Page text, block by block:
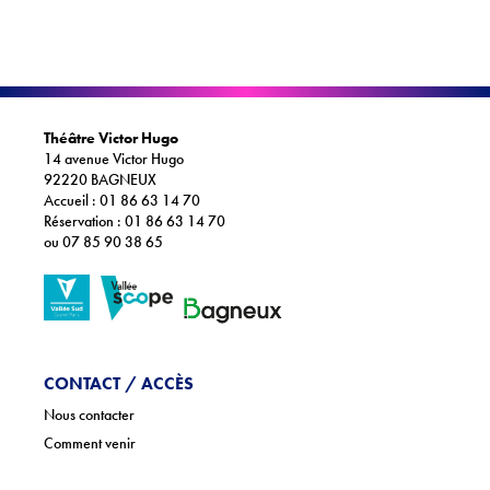
Théâtre Victor Hugo
14 avenue Victor Hugo
92220 BAGNEUX
Accueil : 01 86 63 14 70
Réservation : 01 86 63 14 70
ou 07 85 90 38 65
CONTACT / ACCÈS
Nous contacter
Comment venir